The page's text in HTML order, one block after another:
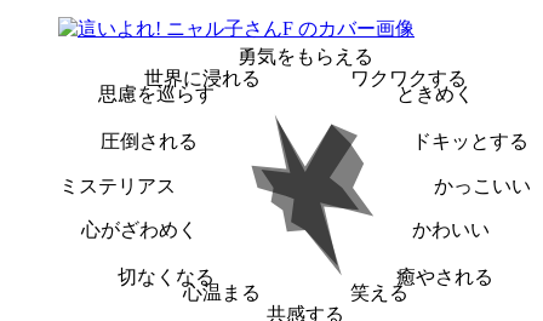
勇気をもらえる
ワクワクする
ときめく
ドキッとする
かっこいい
かわいい
癒やされる
笑える
共感する
心温まる
切なくなる
心がざわめく
ミステリアス
圧倒される
思慮を巡らす
世界に浸れる